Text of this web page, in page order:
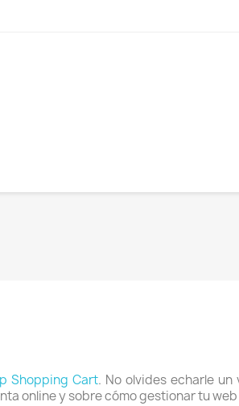
Shopping Cart. No olvides echarle un
online y sobre cómo gestionar tu